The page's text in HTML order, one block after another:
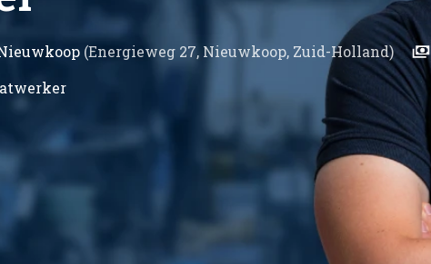
(Energieweg 27, Nieuwkoop, Zuid-Holland)